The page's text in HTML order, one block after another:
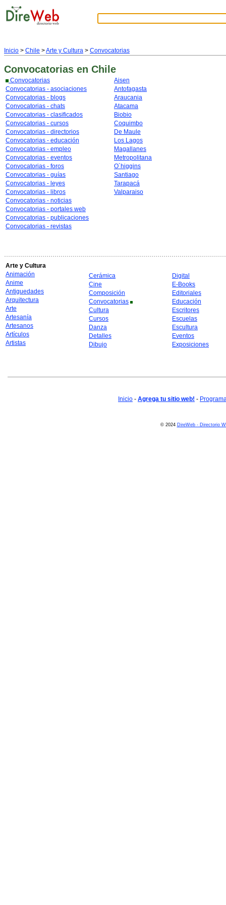
Inicio > Chile >Arte y Cultura > Convocatorias
Convocatorias en Chile
Convocatorias
Convocatorias - asociaciones
Convocatorias - blogs
Convocatorias - chats
Convocatorias - clasificados
Convocatorias - cursos
Convocatorias - directorios
Convocatorias - educación
Convocatorias - empleo
Convocatorias - eventos
Convocatorias - foros
Convocatorias - guías
Convocatorias - leyes
Convocatorias - libros
Convocatorias - noticias
Convocatorias - portales web
Convocatorias - publicaciones
Convocatorias - revistas
Aisen
Antofagasta
Araucania
Atacama
Biobio
Coquimbo
De Maule
Los Lagos
Magallanes
Metropolitana
O´higgins
Santiago
Tarapacá
Valparaiso
Arte y Cultura
Animación
Anime
Antiguedades
Arquitectura
Arte
Artesanía
Artesanos
Artículos
Artistas
Cerámica
Cine
Composición
Convocatorias
Cultura
Cursos
Danza
Detalles
Dibujo
Digital
E-Books
Editoriales
Educación
Escritores
Escuelas
Escultura
Eventos
Exposiciones
Inicio - Agrega tu sitio web! -
© 2024 DireWeb - Directorio